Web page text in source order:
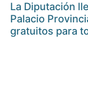
La Diputación
Palacio
gratuitos para